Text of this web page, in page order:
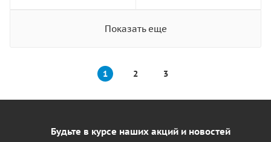
Показать еще
1 2 3
Будьте в курсе наших акций и новостей